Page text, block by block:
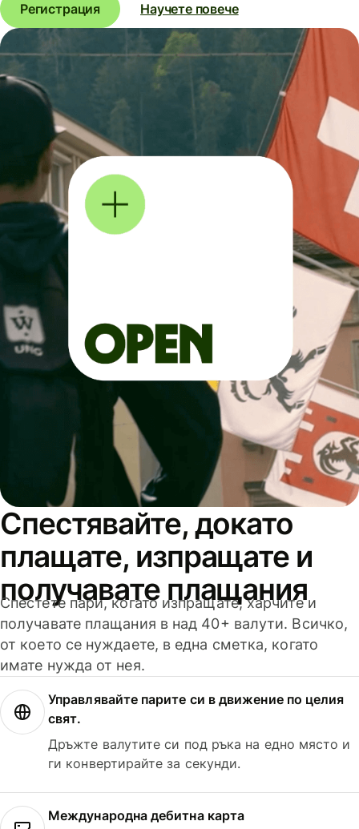
Регистрация Научете повече
Спестявайте, докато
плащате, изпращате и
получавате плащания
Спестете пари, когато изпращате, харчите и
получавате плащания в над 40+ валути. Всичко,
от което се нуждаете, в една сметка, когато
имате нужда от нея.
Управлявайте парите си в движение по целия
свят.
Дръжте валутите си под ръка на едно място и
ги конвертирайте за секунди.
Международна дебитна карта